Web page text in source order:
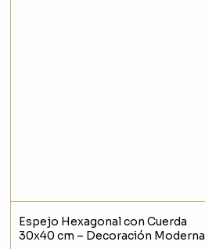
Espejo Hexagonal con Cuerda
30x40 cm – Decoración Moderna